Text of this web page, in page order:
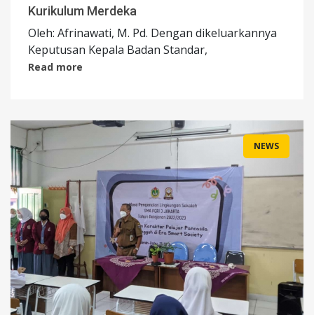
Kurikulum Merdeka
Oleh: Afrinawati, M. Pd. Dengan dikeluarkannya
Keputusan Kepala Badan Standar,
Read more
NEWS